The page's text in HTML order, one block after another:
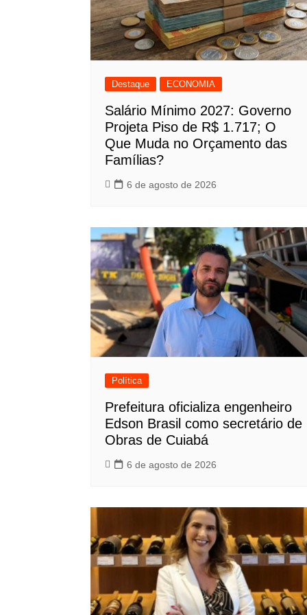
Destaque ECONOMIA
Salário Mínimo 2027: Governo
Projeta Piso de R$ 1.717; O
Que Muda no Orçamento das
Famílias?
6 de agosto de 2026
Política
Prefeitura oficializa engenheiro
Edson Brasil como secretário de
Obras de Cuiabá
6 de agosto de 2026